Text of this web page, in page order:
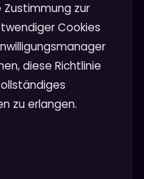
zur
Cookies
diese Richtlinie
zu erlangen.